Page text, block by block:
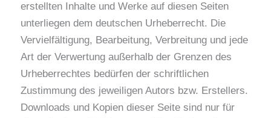
erstellten Inhalte und Werke auf diesen Seiten
unterliegen dem deutschen Urheberrecht. Die
Vervielfältigung, Bearbeitung, Verbreitung und jede
Art der Verwertung außerhalb der Grenzen des
Urheberrechtes bedürfen der schriftlichen
Zustimmung des jeweiligen Autors bzw. Erstellers.
Downloads und Kopien dieser Seite sind nur für